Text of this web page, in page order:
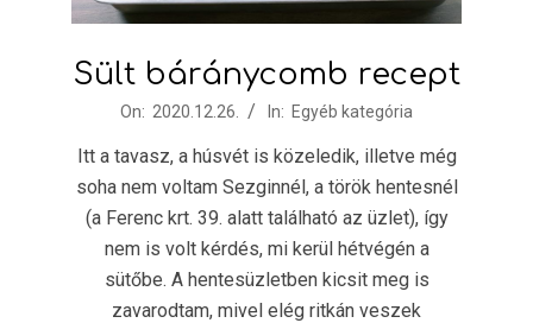
Sült báránycomb recept
26
On: 2020.12.26. In: Egyéb kategória
Itt a tavasz, a húsvét is közeledik, illetve még
soha nem voltam Sezginnél, a török hentesnél
(a Ferenc krt. 39. alatt található az üzlet), így
nem is volt kérdés, mi kerül hétvégén a
sütőbe. A hentesüzletben kicsit meg is
zavarodtam, mivel elég ritkán veszek